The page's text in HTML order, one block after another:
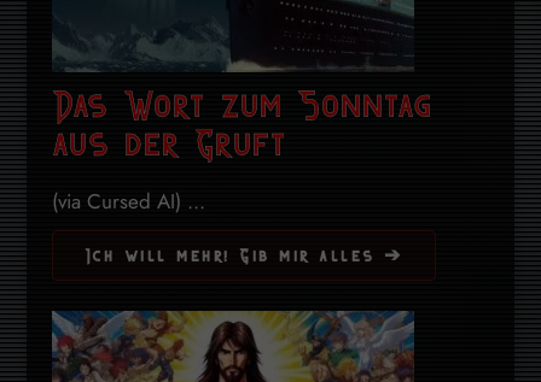
Das Wort zum Sonntag
aus der Gruft
(via Cursed AI) ...
Ich will mehr! Gib mir alles ➔